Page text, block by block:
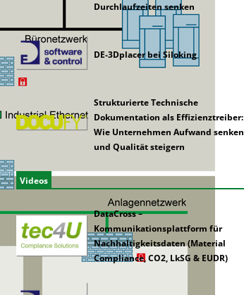
Durchlaufzeiten senken
DE-3Dplacer bei Siloking
Strukturierte Technische
Dokumentation als Effizienztreiber:
Wie Unternehmen Aufwand senken
und Qualität steigern
Videos
DataCross –
Kommunikationsplattform für
Nachhaltigkeitsdaten (Material
Compliance, CO2, LkSG & EUDR)